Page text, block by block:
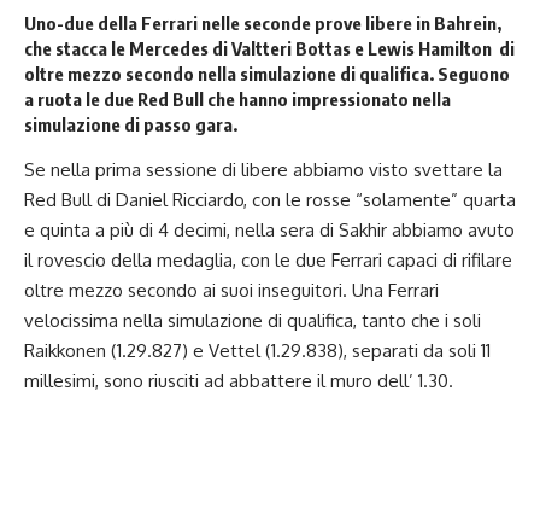
Uno-due della Ferrari nelle seconde prove libere in Bahrein,
che stacca le Mercedes di Valtteri Bottas e Lewis Hamilton di
oltre mezzo secondo nella simulazione di qualifica. Seguono
a ruota le due Red Bull che hanno impressionato nella
simulazione di passo gara.
Se nella prima sessione di libere abbiamo visto svettare la
Red Bull di Daniel Ricciardo, con le rosse “solamente” quarta
e quinta a più di 4 decimi, nella sera di Sakhir abbiamo avuto
il rovescio della medaglia, con le due Ferrari capaci di rifilare
oltre mezzo secondo ai suoi inseguitori. Una Ferrari
velocissima nella simulazione di qualifica, tanto che i soli
Raikkonen (1.29.827) e Vettel (1.29.838), separati da soli 11
millesimi, sono riusciti ad abbattere il muro dell’ 1.30.